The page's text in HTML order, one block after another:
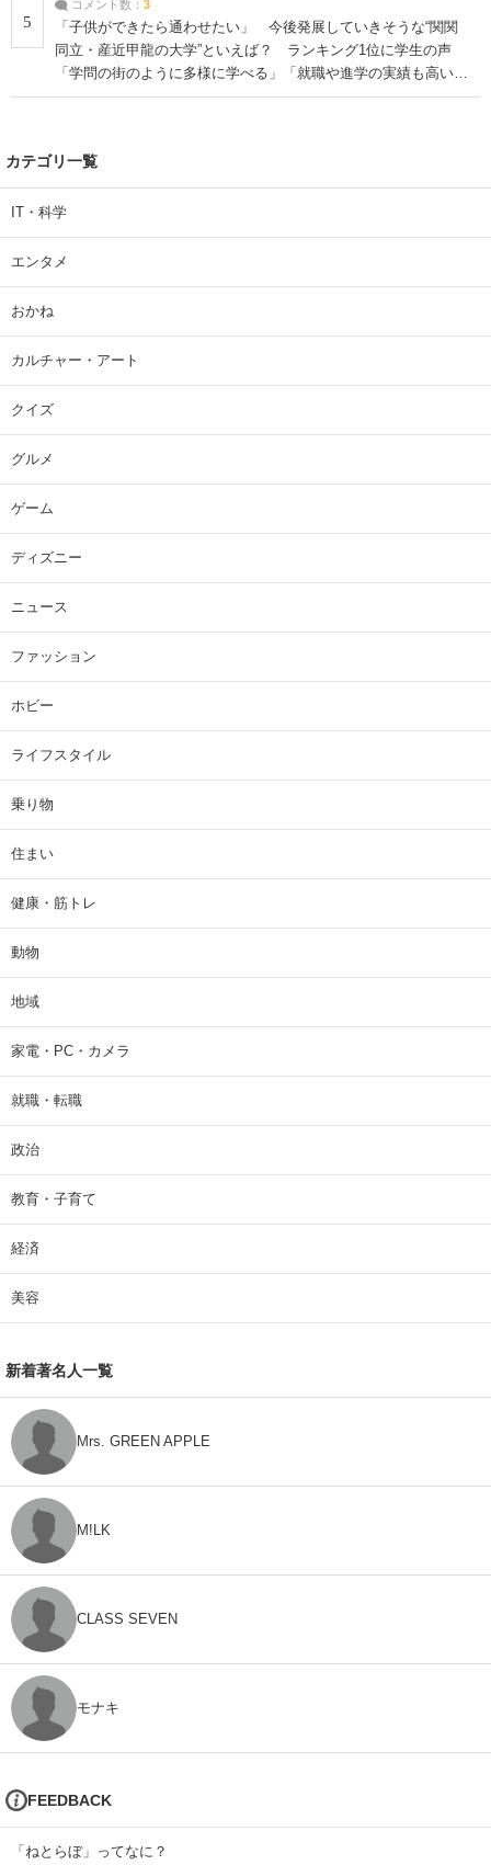
5
コメント数： 3
「子供ができたら通わせたい」 今後発展していきそうな“関関
同立・産近甲龍の大学”といえば？ ランキング1位に学生の声
「学問の街のように多様に学べる」「就職や進学の実績も高い」
| 大学 ねとらぼリサーチ
カテゴリ一覧
IT・科学
エンタメ
おかね
カルチャー・アート
クイズ
グルメ
ゲーム
ディズニー
ニュース
ファッション
ホビー
ライフスタイル
乗り物
住まい
健康・筋トレ
動物
地域
家電・PC・カメラ
就職・転職
政治
教育・子育て
経済
美容
新着著名人一覧
Mrs. GREEN APPLE
M!LK
CLASS SEVEN
モナキ
FEEDBACK
「ねとらぼ」ってなに？